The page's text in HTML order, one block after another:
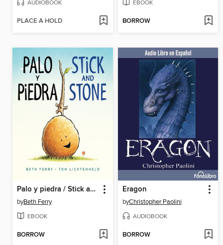
AUDIOBOOK
PLACE A HOLD
EBOOK
BORROW
Palo y piedra / Stick and Stone
byBeth Ferry
EBOOK
BORROW
Eragon
byChristopher Paolini
AUDIOBOOK
BORROW